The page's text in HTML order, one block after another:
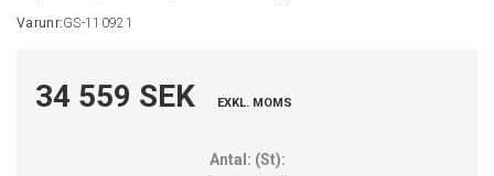
Varunr:GS-110921
34 559 SEK EXKL. MOMS
Antal: (St):